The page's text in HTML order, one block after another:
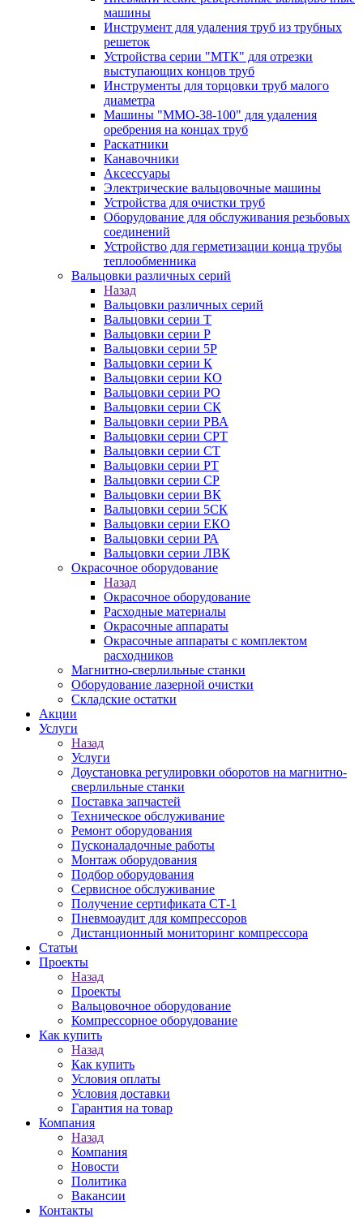
машины
Инструмент для удаления труб из трубных
решеток
Устройства серии "МТК" для отрезки
выступающих концов труб
Инструменты для торцовки труб малого
диаметра
Машины "ММО-38-100" для удаления
оребрения на концах труб
Раскатники
Канавочники
Аксессуары
Электрические вальцовочные машины
Устройства для очистки труб
Оборудование для обслуживания резьбовых
соединений
Устройство для герметизации конца трубы
теплообменника
Вальцовки различных серий
Назад
Вальцовки различных серий
Вальцовки серии Т
Вальцовки серии Р
Вальцовки серии 5Р
Вальцовки серии К
Вальцовки серии КО
Вальцовки серии РО
Вальцовки серии СК
Вальцовки серии РВА
Вальцовки серии СРТ
Вальцовки серии СТ
Вальцовки серии РТ
Вальцовки серии СР
Вальцовки серии ВК
Вальцовки серии 5СК
Вальцовки серии ЕКО
Вальцовки серии РА
Вальцовки серии ЛВК
Окрасочное оборудование
Назад
Окрасочное оборудование
Расходные материалы
Окрасочные аппараты
Окрасочные аппараты с комплектом
расходников
Магнитно-сверлильные станки
Оборудование лазерной очистки
Складские остатки
Акции
Услуги
Назад
Услуги
Доустановка регулировки оборотов на магнитно-
сверлильные станки
Поставка запчастей
Техническое обслуживание
Ремонт оборудования
Пусконаладочные работы
Монтаж оборудования
Подбор оборудования
Сервисное обслуживание
Получение сертификата СТ-1
Пневмоаудит для компрессоров
Дистанционный мониторинг компрессора
Статьи
Проекты
Назад
Проекты
Вальцовочное оборудование
Компрессорное оборудование
Как купить
Назад
Как купить
Условия оплаты
Условия доставки
Гарантия на товар
Компания
Назад
Компания
Новости
Политика
Вакансии
Контакты